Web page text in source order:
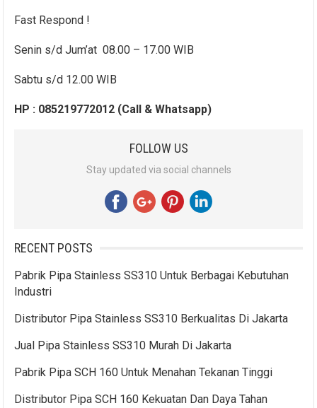
Fast Respond !
Senin s/d Jum’at 08.00 – 17.00 WIB
Sabtu s/d 12.00 WIB
HP : 085219772012 (Call & Whatsapp)
FOLLOW US
Stay updated via social channels
RECENT POSTS
Pabrik Pipa Stainless SS310 Untuk Berbagai Kebutuhan
Industri
Distributor Pipa Stainless SS310 Berkualitas Di Jakarta
Jual Pipa Stainless SS310 Murah Di Jakarta
Pabrik Pipa SCH 160 Untuk Menahan Tekanan Tinggi
Distributor Pipa SCH 160 Kekuatan Dan Daya Tahan